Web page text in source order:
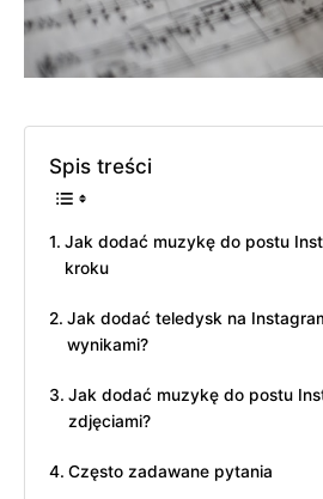
Spis treści
Jak dodać muzykę do postu
kroku
Jak dodać teledysk na
wynikami?
Jak dodać muzykę do postu
zdjęciami?
Często zadawane pytania